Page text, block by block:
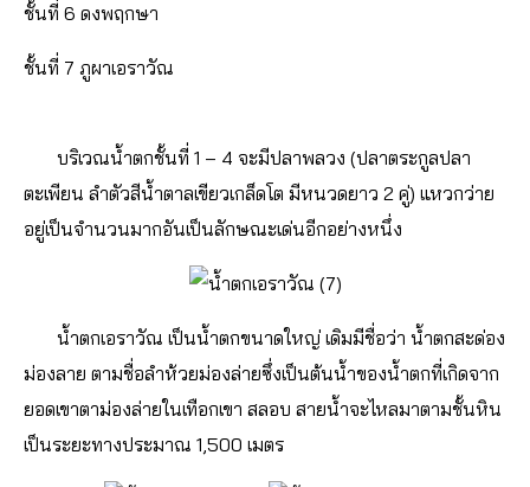
ชั้นที่ 6 ดงพฤกษา
ชั้นที่ 7 ภูผาเอราวัณ
บริเวณน้ำตกชั้นที่ 1 – 4 จะมีปลาพลวง (ปลาตระกูลปลา
ตะเพียน ลำตัวสีน้ำตาลเขียวเกล็ดโต มีหนวดยาว 2 คู่) แหวกว่าย
อยู่เป็นจำนวนมากอันเป็นลักษณะเด่นอีกอย่างหนึ่ง
น้ำตกเอราวัณ เป็นน้ำตกขนาดใหญ่ เดิมมีชื่อว่า น้ำตกสะด่อง
ม่องลาย ตามชื่อลำห้วยม่องล่ายซึ่งเป็นต้นน้ำของน้ำตกที่เกิดจาก
ยอดเขาตาม่องล่ายในเทือกเขา สลอบ สายน้ำจะไหลมาตามชั้นหิน
เป็นระยะทางประมาณ 1,500 เมตร